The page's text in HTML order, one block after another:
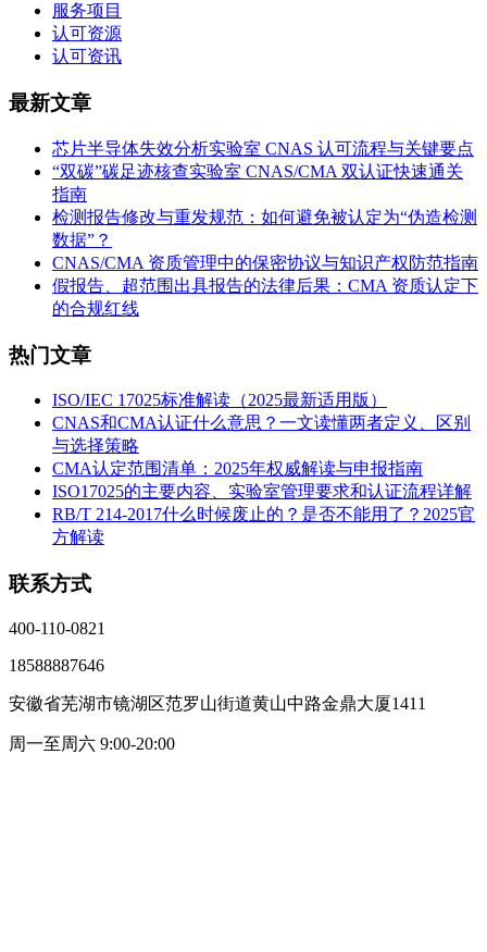
服务项目
认可资源
认可资讯
最新文章
芯片半导体失效分析实验室 CNAS 认可流程与关键要点
“双碳”碳足迹核查实验室 CNAS/CMA 双认证快速通关
指南
检测报告修改与重发规范：如何避免被认定为“伪造检测
数据”？
CNAS/CMA 资质管理中的保密协议与知识产权防范指南
假报告、超范围出具报告的法律后果：CMA 资质认定下
的合规红线
热门文章
ISO/IEC 17025标准解读（2025最新适用版）
CNAS和CMA认证什么意思？一文读懂两者定义、区别
与选择策略
CMA认定范围清单：2025年权威解读与申报指南
ISO17025的主要内容、实验室管理要求和认证流程详解
RB/T 214-2017什么时候废止的？是否不能用了？2025官
方解读
联系方式
400-110-0821
18588887646
安徽省芜湖市镜湖区范罗山街道黄山中路金鼎大厦1411
周一至周六 9:00-20:00